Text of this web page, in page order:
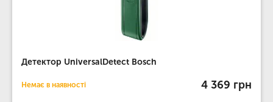
Детектор UniversalDetect Bosch
Немає в наявності 4 369 грн